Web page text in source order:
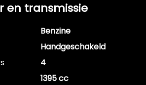
en transmissie
Benzine
Handgeschakeld
4
1395 cc